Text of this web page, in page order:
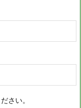
さい。